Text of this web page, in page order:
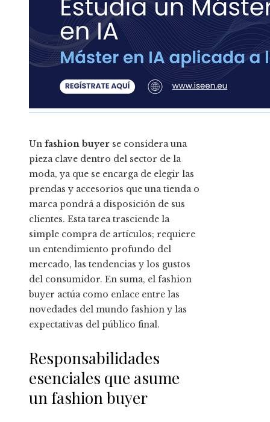
Un fashion buyer se considera una
pieza clave dentro del sector de la
moda, ya que se encarga de elegir las
prendas y accesorios que una tienda o
marca pondrá a disposición de sus
clientes. Esta tarea trasciende la
simple compra de artículos; requiere
un entendimiento profundo del
mercado, las tendencias y los gustos
del consumidor. En suma, el fashion
buyer actúa como enlace entre las
novedades del mundo fashion y las
expectativas del público final.
Responsabilidades
esenciales que asume
un fashion buyer